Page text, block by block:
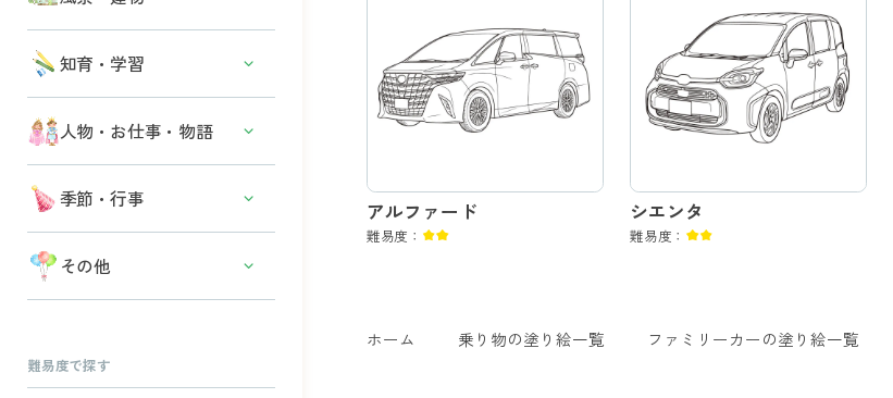
木・葉
その他の植物
貝・サンゴ
カメ
タコ・イカ
クラゲ
その他の水中生物
野菜
果物
デザート・お菓子
主食
その他の食べ物
日本の風景・名所
世界遺産・世界の風景
知育・学習
ひらがな
人物・お仕事・物語
物語・昔話・ファンタジー
働く人・お仕事
妖怪・お化け・モンスター
季節・行事
春の行事・イベント
夏の行事・イベント
冬の行事・イベント
その他
空・天気・星
難易度で探す
アルファード
難易度：
シエンタ
難易度：
ホーム 乗り物の塗り絵一覧 ファミリーカーの塗り絵一覧